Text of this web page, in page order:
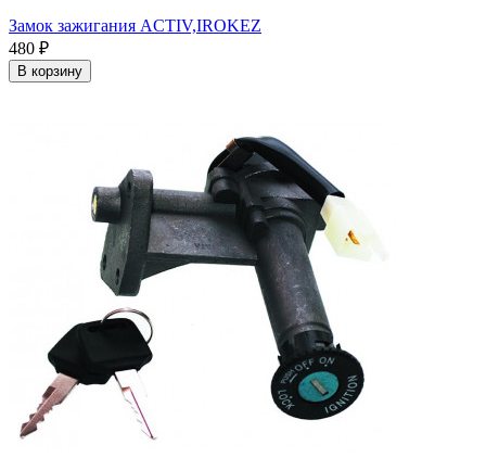
Замок зажигания ACTIV,IROKEZ
480 ₽
В корзину